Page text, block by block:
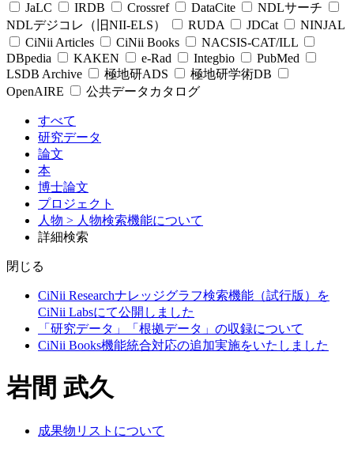
JaLC
IRDB Crossref DataCite
NDLサーチ
NDLデジコレ（旧NII-ELS）
RUDA JDCat
NINJAL
CiNii Articles
CiNii Books
NACSIS-CAT/ILL
DBpedia
KAKEN e-Rad Integbio
PubMed
LSDB Archive
極地研ADS
極地研学術DB
OpenAIRE
公共データカタログ
すべて
研究データ
論文
本
博士論文
プロジェクト
人物 > 人物検索機能について
詳細検索
閉じる
CiNii Researchナレッジグラフ検索機能（試行版）を
CiNii Labsにて公開しました
「研究データ」「根拠データ」の収録について
CiNii Books機能統合対応の追加実施をいたしました
岩間 武久
成果物リストについて